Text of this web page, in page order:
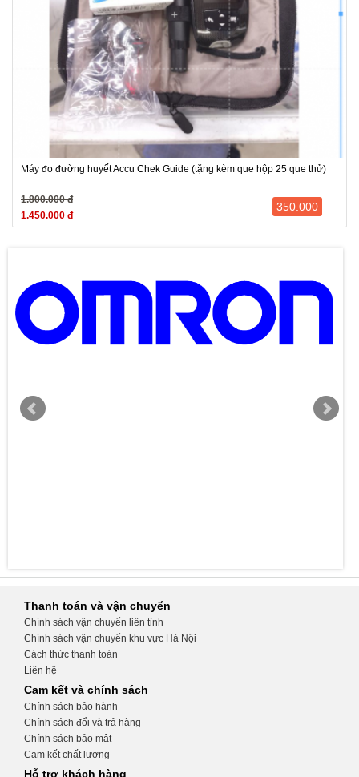
Máy đo đường huyết Accu Chek Guide (tặng kèm que hộp 25 que thử)
1.800.000 đ
1.450.000 đ
350.000
Thanh toán và vận chuyển
Chính sách vận chuyển liên tỉnh
Chính sách vận chuyển khu vực Hà Nội
Cách thức thanh toán
Liên hệ
Cam kết và chính sách
Chính sách bảo hành
Chính sách đổi và trả hàng
Chính sách bảo mật
Cam kết chất lượng
Hỗ trợ khách hàng